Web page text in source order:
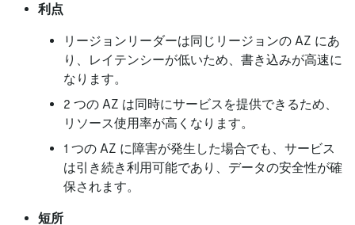
利点
リージョンリーダーは同じリージョンの AZ にあ
り、レイテンシーが低いため、書き込みが高速に
なります。
2 つの AZ は同時にサービスを提供できるため、
リソース使用率が高くなります。
1 つの AZ に障害が発生した場合でも、サービス
は引き続き利用可能であり、データの安全性が確
保されます。
短所